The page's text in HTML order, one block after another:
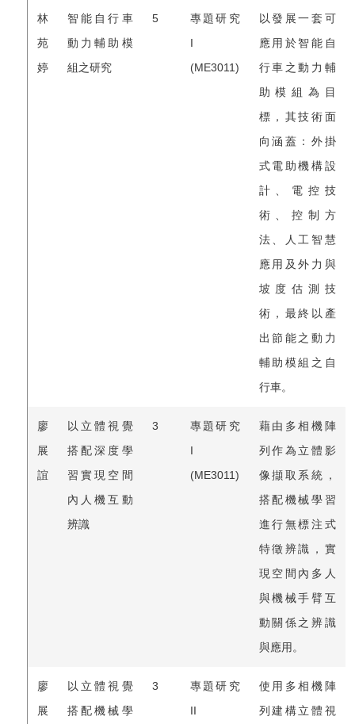
林
苑
婷
智能自行車
動力輔助模
組之研究
5
專題研究
I
(ME3011)
以發展一套可
應用於智能自
行車之動力輔
助模組為目
標，其技術面
向涵蓋：外掛
式電助機構設
計、電控技
術、控制方
法、人工智慧
應用及外力與
坡度估測技
術，最終以產
出節能之動力
輔助模組之自
行車。
廖
展
誼
以立體視覺
搭配深度學
習實現空間
內人機互動
辨識
3
專題研究
I
(ME3011)
藉由多相機陣
列作為立體影
像擷取系統，
搭配機械學習
進行無標注式
特徵辨識，實
現空間內多人
與機械手臂互
動關係之辨識
與應用。
廖
展
以立體視覺
搭配機械學
3
專題研究
II
使用多相機陣
列建構立體視